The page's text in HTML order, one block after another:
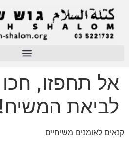
אל תחפזו,
לביאת המשיח!
קנאים לאומנים משיחיים